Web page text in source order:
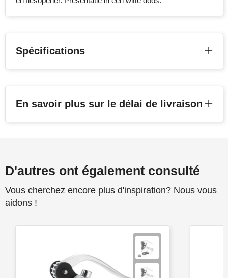
Spécifications
En savoir plus sur le délai de livraison
D'autres ont également consulté
Vous cherchez encore plus d'inspiration? Nous vous
aidons !